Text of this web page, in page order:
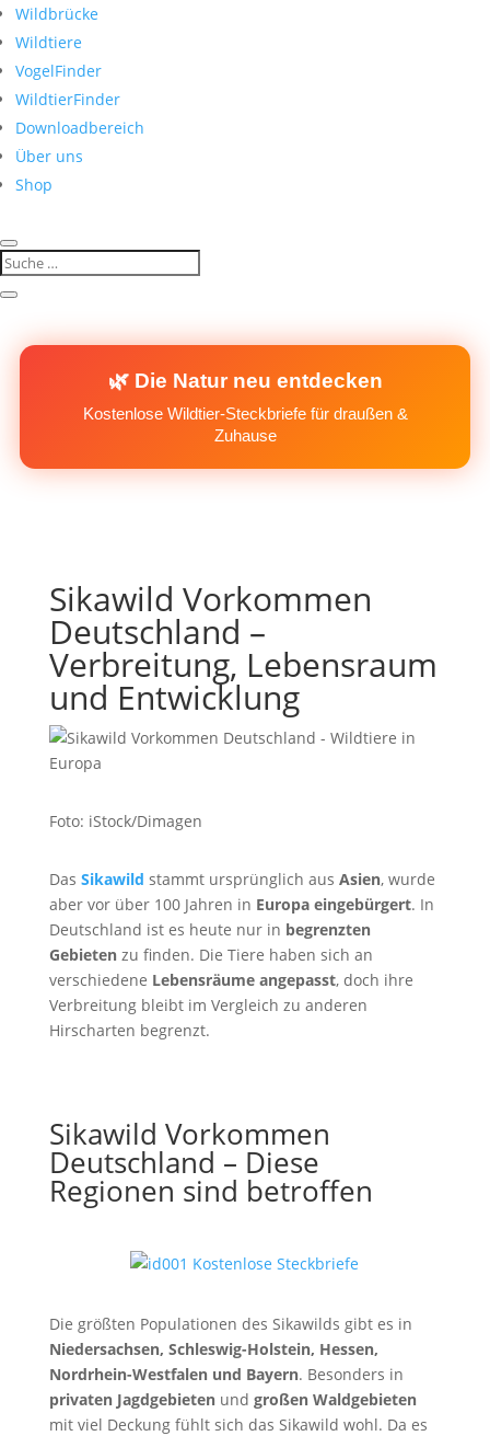
Wildbrücke
Wildtiere
VogelFinder
WildtierFinder
Downloadbereich
Über uns
Shop
🌿 Die Natur neu entdecken
Kostenlose Wildtier-Steckbriefe für draußen &
Zuhause
Sikawild Vorkommen
Deutschland –
Verbreitung, Lebensraum
und Entwicklung
Foto: iStock/Dimagen
Das Sikawild stammt ursprünglich aus Asien, wurde
aber vor über 100 Jahren in Europa eingebürgert. In
Deutschland ist es heute nur in begrenzten
Gebietenzu finden. Die Tiere haben sich an
verschiedene Lebensräume angepasst, doch ihre
Verbreitung bleibt im Vergleich zu anderen
Hirscharten begrenzt.
Sikawild Vorkommen
Deutschland – Diese
Regionen sind betroffen
Die größten Populationen des Sikawilds gibt es in
Niedersachsen, Schleswig-Holstein, Hessen,
Nordrhein-Westfalen und Bayern. Besonders in
privaten Jagdgebietenund großen Waldgebieten
mit viel Deckung fühlt sich das Sikawild wohl. Da es